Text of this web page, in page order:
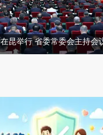
昆举行 省委常委会主持会